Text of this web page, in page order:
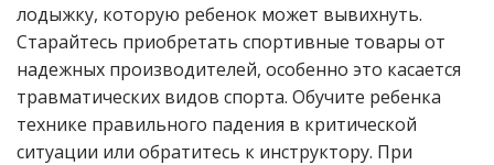
лодыжку, которую ребенок может вывихнуть.
Старайтесь приобретать спортивные товары от
надежных производителей, особенно это касается
травматических видов спорта. Обучите ребенка
технике правильного падения в критической
ситуации или обратитесь к инструктору. При